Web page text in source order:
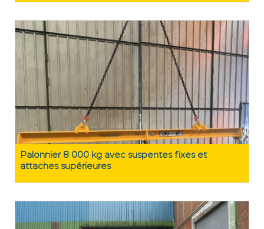
Palonnier 8 000 kg avec suspentes fixes et
attaches supérieures